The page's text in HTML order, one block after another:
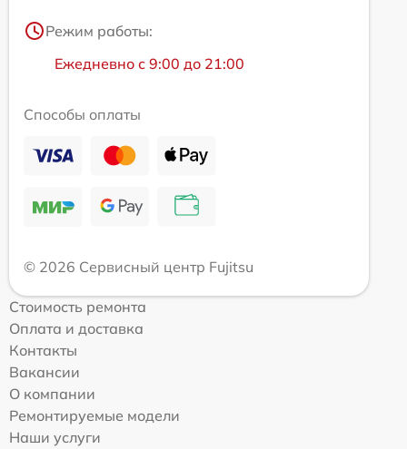
Режим работы:
Ежедневно с 9:00 до 21:00
Способы оплаты
© 2026 Сервисный центр Fujitsu
Стоимость ремонта
Оплата и доставка
Контакты
Вакансии
О компании
Ремонтируемые модели
Наши услуги